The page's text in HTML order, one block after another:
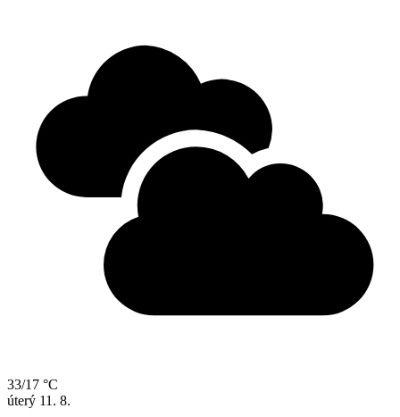
33/17 °C
úterý 11. 8.